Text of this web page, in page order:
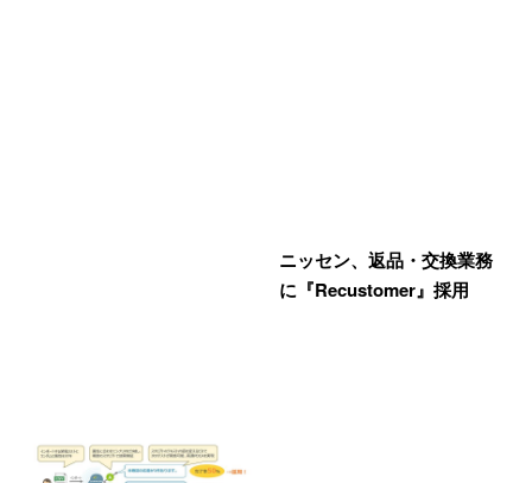
ニッセン、返品・交換業務
に『Recustomer』採用